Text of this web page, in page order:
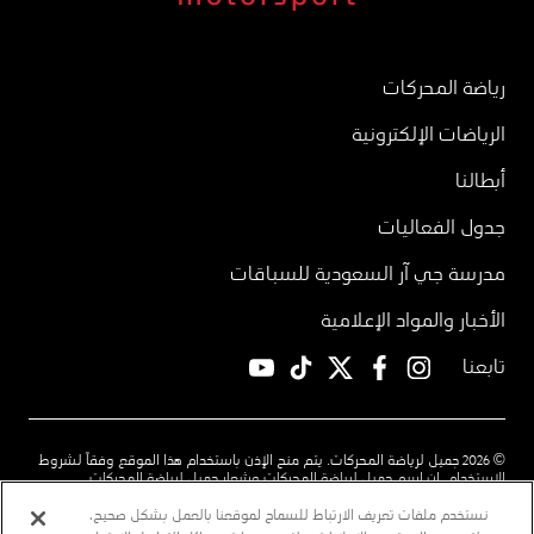
رياضة المحركات
الرياضات الإلكترونية
أبطالنا
جدول الفعاليات
مدرسة جي آر السعودية للسباقات
الأخبار والمواد الإعلامية
تابعنا
instagram
facebook
twitter
TikTok
© 2026 جميل لرياضة المحركات. يتم منح الإذن باستخدام هذا الموقع وفقاً لشروط
الاستخدام. إن اسم جميل لرياضة المحركات وشعار جميل لرياضة المحركات
باسم شركة عبد اللطيف جميل لحقوق الملكية الفكرية المحدودة
نستخدم ملفات تعريف الارتباط للسماح لموقعنا بالعمل بشكل صحيح،